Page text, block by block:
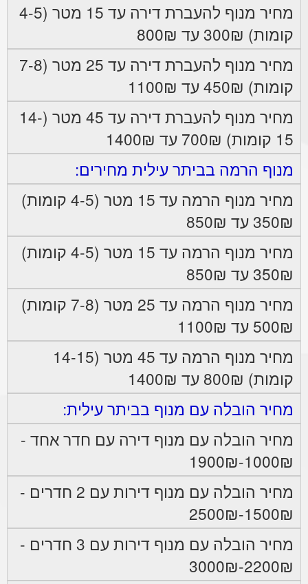
מחיר מנוף להעברת דירה עד 15 מטר (4-5
קומות) 300₪ עד 800₪
מחיר מנוף להעברת דירה עד 25 מטר (7-8
קומות) 450₪ עד 1100₪
מחיר מנוף להעברת דירה עד 45 מטר (14-
15 קומות) 700₪ עד 1400₪
מנוף הרמה בביתר עילית מחירים:
מחיר מנוף הרמה עד 15 מטר (4-5 קומות)
350₪ עד 850₪
מחיר מנוף הרמה עד 15 מטר (4-5 קומות)
350₪ עד 850₪
מחיר מנוף הרמה עד 25 מטר (7-8 קומות)
500₪ עד 1100₪
מחיר מנוף הרמה עד 45 מטר (14-15
קומות) 800₪ עד 1400₪
מחיר הובלה עם מנוף בביתר עילית:
מחיר הובלה עם מנוף דירה עם חדר אחד -
1000₪-1900₪
מחיר הובלה עם מנוף דירות עם 2 חדרים -
1500₪-2500₪
מחיר הובלה עם מנוף דירות עם 3 חדרים -
2200₪-3000₪